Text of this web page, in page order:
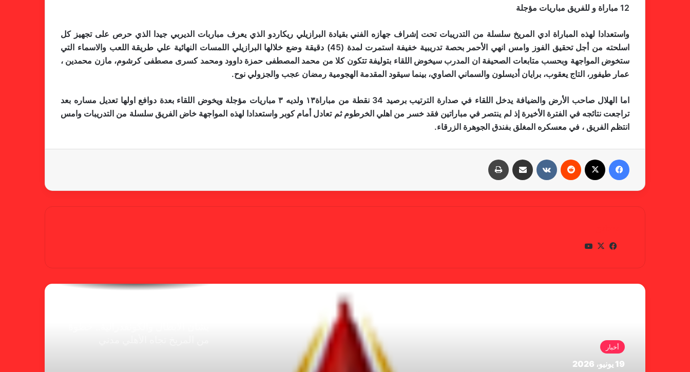
12 مباراة و للفريق مباريات مؤجلة
واستعدادا لهذه المباراة ادي المريخ سلسلة من التدريبات تحت إشراف جهازه الفني بقيادة البرازيلي ريكاردو الذي يعرف مباربات الديربي جيدا الذي حرص على تجهيز كل
اسلحته من أجل تحقيق الفوز وامس انهي الأحمر بحصة تدريبية خفيفة استمرت لمدة (45) دقيقة وضع خلالها البرازيلي اللمسات النهائية علي طريقة اللعب والاسماء التي
ستخوض المواجهة وبحسب متابعات الصحيفة ان المدرب سيخوض اللقاء بتوليفة تتكون كلا من محمد المصطفى حمزة داوود ومحمد كسرى مصطفى كرشوم، مازن محمدين ،
عمار طيفور، التاج يعقوب، برايان أديسلون والسماني الصاوي، بينما سيقود المقدمة الهجومية رمضان عجب والجزولي نوح.
اما الهلال صاحب الأرض والضيافة يدخل اللقاء في صدارة الترتيب برصيد 34 نقطة من مباراة١٣ ولديه ٣ مباريات مؤجلة ويخوض اللقاء بعدة دوافع اولها تعديل مساره بعد
تراجعت نتائجه في الفترة الأخيرة إذ لم ينتصر في مباراتين فقد خسر من اهلي الخرطوم ثم تعادل أمام كوبر واستعدادا لهذه المواجهة خاض الفريق سلسلة من التدريبات وامس
انتظم الفريق ، في معسكره المغلق بفندق الجوهرة الزرقاء.
في
وك
X
أخبار
19 يونيو، 2026
خطوة مريخية جديدة بشأن الشكوى
ضد الهلال
بمذكرة تفاهم
شكوى الهلال.. خطوة مريخية وغضب
بسبب “الصفر الدولي” .. ريجيكامب
الفنلندي يفضح لجان الإتحاد.. يدعم
شكوى المريخ ويهدد الهلال